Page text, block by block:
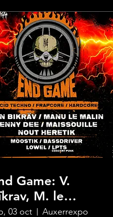
Game: V.
M. le
Lenny Dee,
03 oct Auxerrexpo